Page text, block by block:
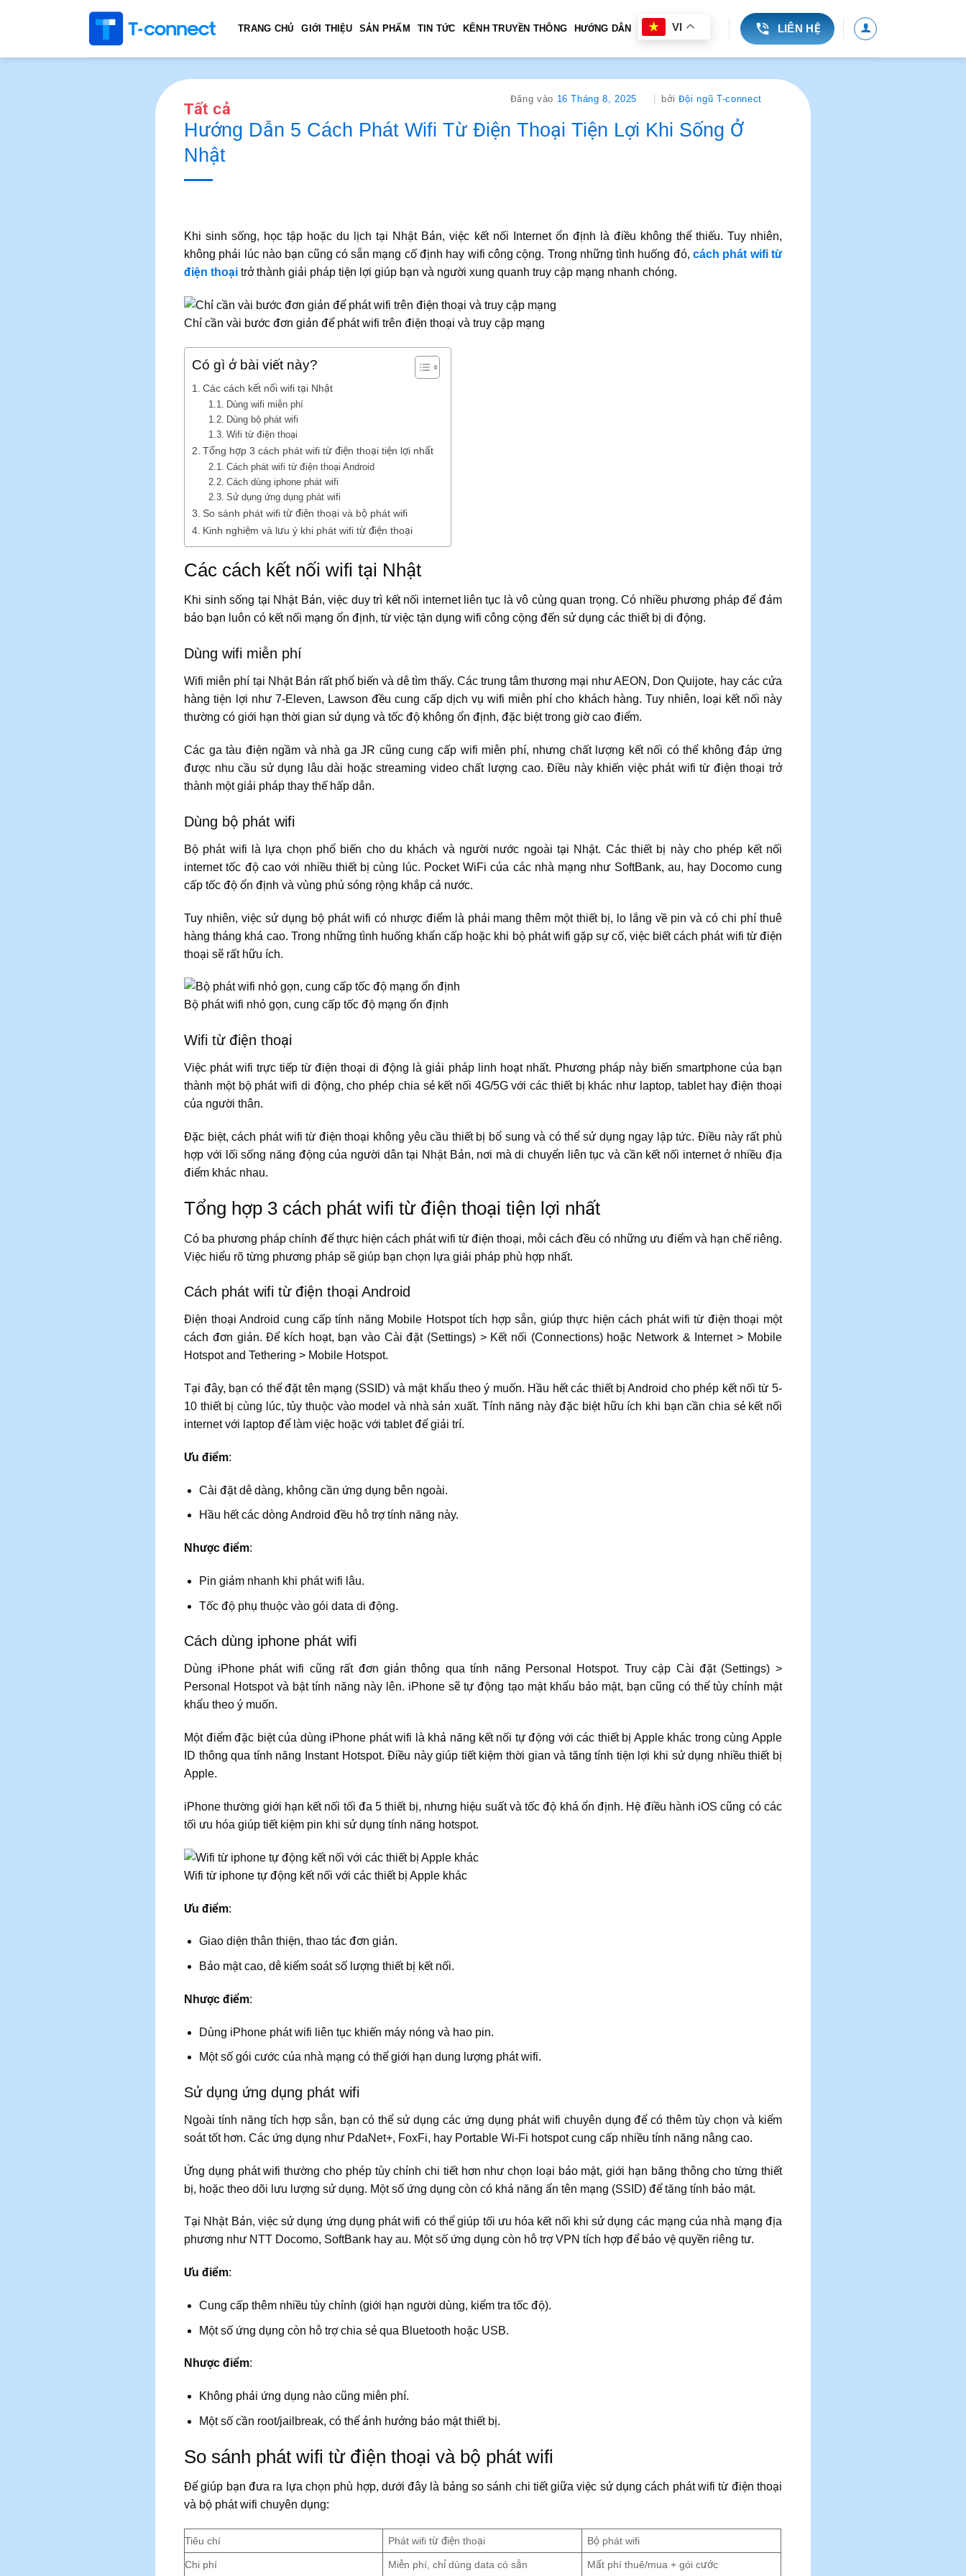
TRANG CHỦ GIỚI THIỆU SẢN PHẨM TIN TỨC KÊNH TRUYỀN THÔNG HƯỚNG DẪN VI LIÊN HỆ
Tất cả
Hướng Dẫn 5 Cách Phát Wifi Từ Điện Thoại Tiện Lợi Khi Sống Ở
Nhật
Đăng vào 16 Tháng 8, 2025 bởi Đội ngũ T-connect
Khi sinh sống, học tập hoặc du lịch tại Nhật Bản, việc kết nối Internet ổn định là điều không thể thiếu. Tuy nhiên,
không phải lúc nào bạn cũng có sẵn mạng cố định hay wifi công cộng. Trong những tình huống đó, cách phát wifi từ
điện thoại trở thành giải pháp tiện lợi giúp bạn và người xung quanh truy cập mạng nhanh chóng.
Chỉ cần vài bước đơn giản để phát wifi trên điện thoại và truy cập mạng
Có gì ở bài viết này?
Các cách kết nối wifi tại Nhật
Dùng wifi miễn phí
Dùng bộ phát wifi
Wifi từ điện thoại
Tổng hợp 3 cách phát wifi từ điện thoại tiện lợi nhất
Cách phát wifi từ điện thoại Android
Cách dùng iphone phát wifi
Sử dụng ứng dụng phát wifi
So sánh phát wifi từ điện thoại và bộ phát wifi
Kinh nghiệm và lưu ý khi phát wifi từ điện thoại
Các cách kết nối wifi tại Nhật
Khi sinh sống tại Nhật Bản, việc duy trì kết nối internet liên tục là vô cùng quan trọng. Có nhiều phương pháp để đảm
bảo bạn luôn có kết nối mạng ổn định, từ việc tận dụng wifi công cộng đến sử dụng các thiết bị di động.
Dùng wifi miễn phí
Wifi miễn phí tại Nhật Bản rất phổ biến và dễ tìm thấy. Các trung tâm thương mại như AEON, Don Quijote, hay các cửa
hàng tiện lợi như 7-Eleven, Lawson đều cung cấp dịch vụ wifi miễn phí cho khách hàng. Tuy nhiên, loại kết nối này
thường có giới hạn thời gian sử dụng và tốc độ không ổn định, đặc biệt trong giờ cao điểm.
Các ga tàu điện ngầm và nhà ga JR cũng cung cấp wifi miễn phí, nhưng chất lượng kết nối có thể không đáp ứng
được nhu cầu sử dụng lâu dài hoặc streaming video chất lượng cao. Điều này khiến việc phát wifi từ điện thoại trở
thành một giải pháp thay thế hấp dẫn.
Dùng bộ phát wifi
Bộ phát wifi là lựa chọn phổ biến cho du khách và người nước ngoài tại Nhật. Các thiết bị này cho phép kết nối
internet tốc độ cao với nhiều thiết bị cùng lúc. Pocket WiFi của các nhà mạng như SoftBank, au, hay Docomo cung
cấp tốc độ ổn định và vùng phủ sóng rộng khắp cả nước.
Tuy nhiên, việc sử dụng bộ phát wifi có nhược điểm là phải mang thêm một thiết bị, lo lắng về pin và có chi phí thuê
hàng tháng khá cao. Trong những tình huống khẩn cấp hoặc khi bộ phát wifi gặp sự cố, việc biết cách phát wifi từ điện
thoại sẽ rất hữu ích.
Bộ phát wifi nhỏ gọn, cung cấp tốc độ mạng ổn định
Wifi từ điện thoại
Việc phát wifi trực tiếp từ điện thoại di động là giải pháp linh hoạt nhất. Phương pháp này biến smartphone của bạn
thành một bộ phát wifi di động, cho phép chia sẻ kết nối 4G/5G với các thiết bị khác như laptop, tablet hay điện thoại
của người thân.
Đặc biệt, cách phát wifi từ điện thoại không yêu cầu thiết bị bổ sung và có thể sử dụng ngay lập tức. Điều này rất phù
hợp với lối sống năng động của người dân tại Nhật Bản, nơi mà di chuyển liên tục và cần kết nối internet ở nhiều địa
điểm khác nhau.
Tổng hợp 3 cách phát wifi từ điện thoại tiện lợi nhất
Có ba phương pháp chính để thực hiện cách phát wifi từ điện thoại, mỗi cách đều có những ưu điểm và hạn chế riêng.
Việc hiểu rõ từng phương pháp sẽ giúp bạn chọn lựa giải pháp phù hợp nhất.
Cách phát wifi từ điện thoại Android
Điện thoại Android cung cấp tính năng Mobile Hotspot tích hợp sẵn, giúp thực hiện cách phát wifi từ điện thoại một
cách đơn giản. Để kích hoạt, bạn vào Cài đặt (Settings) > Kết nối (Connections) hoặc Network & Internet > Mobile
Hotspot and Tethering > Mobile Hotspot.
Tại đây, bạn có thể đặt tên mạng (SSID) và mật khẩu theo ý muốn. Hầu hết các thiết bị Android cho phép kết nối từ 5-
10 thiết bị cùng lúc, tùy thuộc vào model và nhà sản xuất. Tính năng này đặc biệt hữu ích khi bạn cần chia sẻ kết nối
internet với laptop để làm việc hoặc với tablet để giải trí.
Ưu điểm:
Cài đặt dễ dàng, không cần ứng dụng bên ngoài.
Hầu hết các dòng Android đều hỗ trợ tính năng này.
Nhược điểm:
Pin giảm nhanh khi phát wifi lâu.
Tốc độ phụ thuộc vào gói data di động.
Cách dùng iphone phát wifi
Dùng iPhone phát wifi cũng rất đơn giản thông qua tính năng Personal Hotspot. Truy cập Cài đặt (Settings) >
Personal Hotspot và bật tính năng này lên. iPhone sẽ tự động tạo mật khẩu bảo mật, bạn cũng có thể tùy chỉnh mật
khẩu theo ý muốn.
Một điểm đặc biệt của dùng iPhone phát wifi là khả năng kết nối tự động với các thiết bị Apple khác trong cùng Apple
ID thông qua tính năng Instant Hotspot. Điều này giúp tiết kiệm thời gian và tăng tính tiện lợi khi sử dụng nhiều thiết bị
Apple.
iPhone thường giới hạn kết nối tối đa 5 thiết bị, nhưng hiệu suất và tốc độ khá ổn định. Hệ điều hành iOS cũng có các
tối ưu hóa giúp tiết kiệm pin khi sử dụng tính năng hotspot.
Wifi từ iphone tự động kết nối với các thiết bị Apple khác
Ưu điểm:
Giao diện thân thiện, thao tác đơn giản.
Bảo mật cao, dễ kiểm soát số lượng thiết bị kết nối.
Nhược điểm:
Dùng iPhone phát wifi liên tục khiến máy nóng và hao pin.
Một số gói cước của nhà mạng có thể giới hạn dung lượng phát wifi.
Sử dụng ứng dụng phát wifi
Ngoài tính năng tích hợp sẵn, bạn có thể sử dụng các ứng dụng phát wifi chuyên dụng để có thêm tùy chọn và kiểm
soát tốt hơn. Các ứng dụng như PdaNet+, FoxFi, hay Portable Wi-Fi hotspot cung cấp nhiều tính năng nâng cao.
Ứng dụng phát wifi thường cho phép tùy chỉnh chi tiết hơn như chọn loại bảo mật, giới hạn băng thông cho từng thiết
bị, hoặc theo dõi lưu lượng sử dụng. Một số ứng dụng còn có khả năng ẩn tên mạng (SSID) để tăng tính bảo mật.
Tại Nhật Bản, việc sử dụng ứng dụng phát wifi có thể giúp tối ưu hóa kết nối khi sử dụng các mạng của nhà mạng địa
phương như NTT Docomo, SoftBank hay au. Một số ứng dụng còn hỗ trợ VPN tích hợp để bảo vệ quyền riêng tư.
Ưu điểm:
Cung cấp thêm nhiều tùy chỉnh (giới hạn người dùng, kiểm tra tốc độ).
Một số ứng dụng còn hỗ trợ chia sẻ qua Bluetooth hoặc USB.
Nhược điểm:
Không phải ứng dụng nào cũng miễn phí.
Một số cần root/jailbreak, có thể ảnh hưởng bảo mật thiết bị.
So sánh phát wifi từ điện thoại và bộ phát wifi
Để giúp bạn đưa ra lựa chọn phù hợp, dưới đây là bảng so sánh chi tiết giữa việc sử dụng cách phát wifi từ điện thoại
và bộ phát wifi chuyên dụng:
Tiêu chí Phát wifi từ điện thoại Bộ phát wifi
Chi phí Miễn phí, chỉ dùng data có sẵn Mất phí thuê/mua + gói cước